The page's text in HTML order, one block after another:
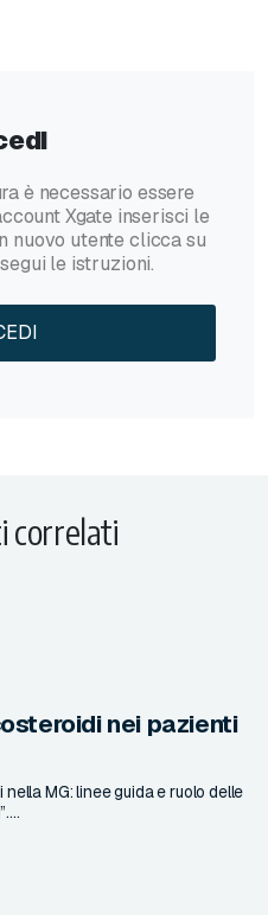
è necessario essere
Xgate inserisci le
nuovo utente clicca su
le istruzioni.
correlati
nei pazienti
MG: linee guida e ruolo delle